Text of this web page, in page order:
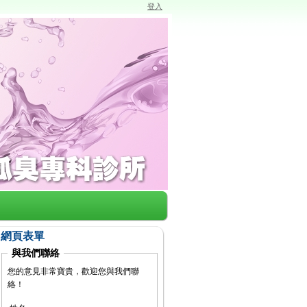
登入
網頁表單
與我們聯絡
您的意見非常寶貴，歡迎您與我們聯
絡！